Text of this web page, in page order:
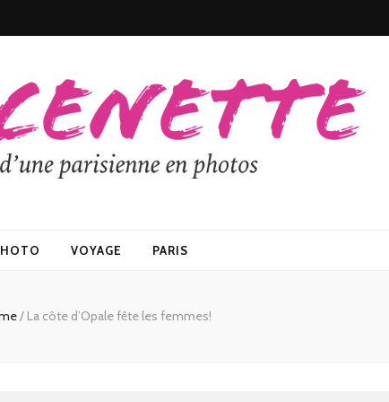
VOYAGE PARIS
/ La côte d’Opale fête les femmes!